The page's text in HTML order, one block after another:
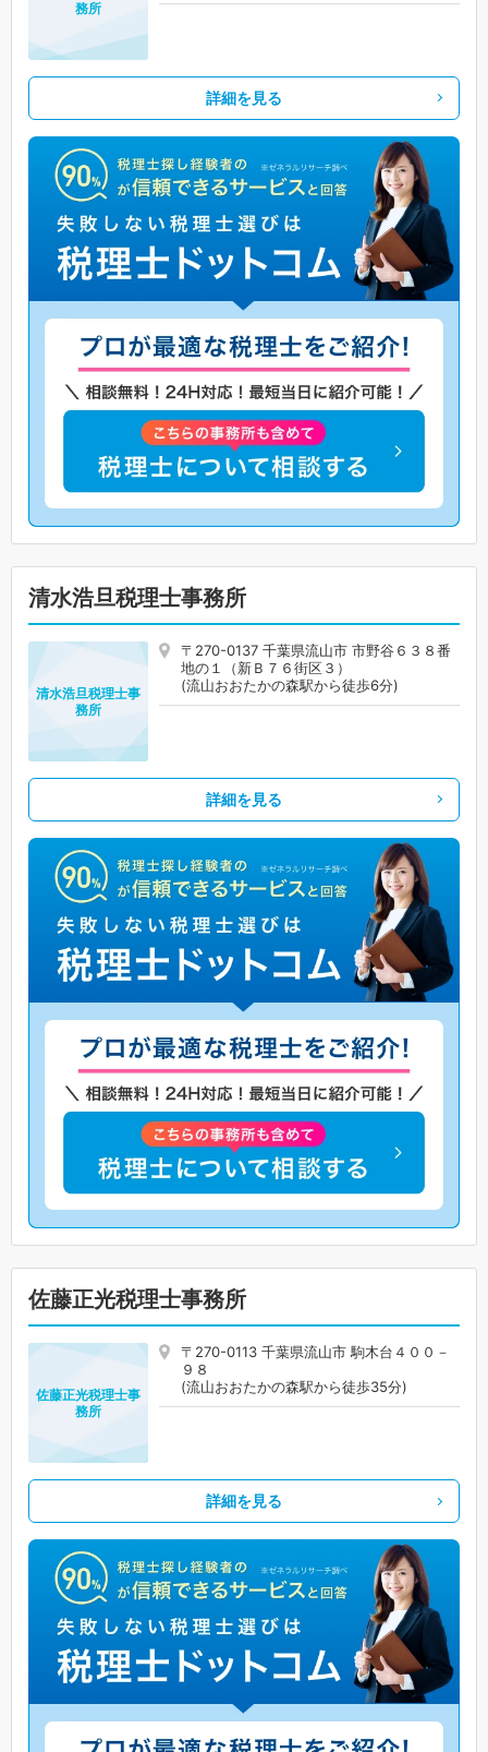
務所
詳細を見る
清水浩旦税理士事務所
〒270-0137 千葉県流山市 市野谷６３８番
地の１（新Ｂ７６街区３）
(流山おおたかの森駅から徒歩6分)
清水浩旦税理士事
務所
詳細を見る
佐藤正光税理士事務所
〒270-0113 千葉県流山市 駒木台４００－
９８
(流山おおたかの森駅から徒歩35分)
佐藤正光税理士事
務所
詳細を見る